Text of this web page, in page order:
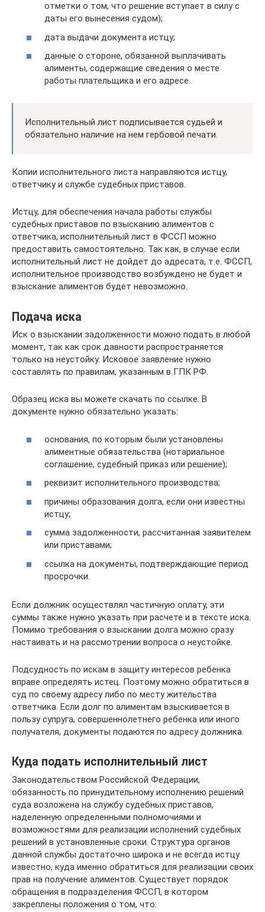
отметки о том, что решение вступает в силу с
даты его вынесения судом);
дата выдачи документа истцу;
данные о стороне, обязанной выплачивать
алименты, содержащие сведения о месте
работы плательщика и его адресе.
Исполнительный лист подписывается судьей и
обязательно наличие на нем гербовой печати.
Копии исполнительного листа направляются истцу,
ответчику и службе судебных приставов.
Истцу, для обеспечения начала работы службы
судебных приставов по взысканию алиментов с
ответчика, исполнительный лист в ФССП можно
предоставить самостоятельно. Так как, в случае если
исполнительный лист не дойдет до адресата, т.е. ФССП,
исполнительное производство возбуждено не будет и
взыскание алиментов будет невозможно.
Подача иска
Иск о взыскании задолженности можно подать в любой
момент, так как срок давности распространяется
только на неустойку. Исковое заявление нужно
составлять по правилам, указанным в ГПК РФ.
Образец иска вы можете скачать по ссылке. В
документе нужно обязательно указать:
основания, по которым были установлены
алиментные обязательства (нотариальное
соглашение, судебный приказ или решение);
реквизит исполнительного производства;
причины образования долга, если они известны
истцу;
сумма задолженности, рассчитанная заявителем
или приставами;
ссылка на документы, подтверждающие период
просрочки.
Если должник осуществлял частичную оплату, эти
суммы также нужно указать при расчете и в тексте иска.
Помимо требования о взыскании долга можно сразу
настаивать и на рассмотрении вопроса о неустойке.
Подсудность по искам в защиту интересов ребенка
вправе определять истец. Поэтому можно обратиться в
суд по своему адресу либо по месту жительства
ответчика. Если долг по алиментам взыскивается в
пользу супруга, совершеннолетнего ребенка или иного
получателя, документы подаются по адресу должника.
Куда подать исполнительный лист
Законодательством Российской Федерации,
обязанность по принудительному исполнению решений
суда возложена на службу судебных приставов,
наделенную определенными полномочиями и
возможностями для реализации исполнений судебных
решений в установленные сроки. Структура органов
данной службы достаточно широка и не всегда истцу
известно, куда именно обратиться для реализации своих
прав на получение алиментов. Существует порядок
обращения в подразделения ФССП, в котором
закреплены положения о том, что: